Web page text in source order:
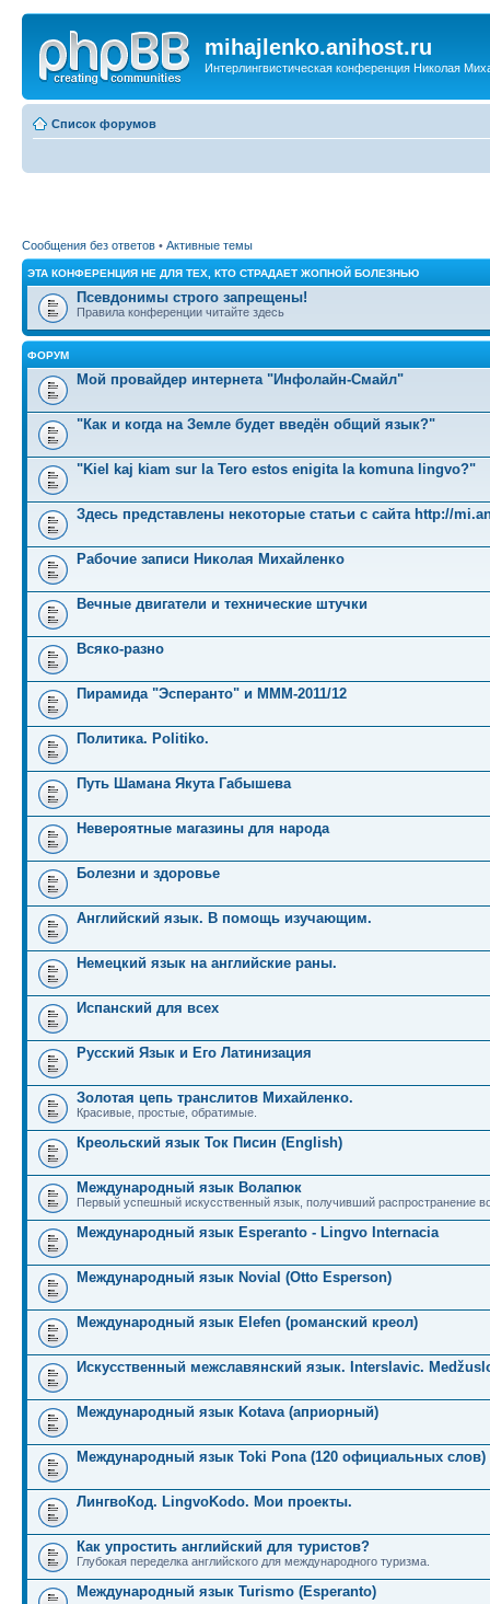
mihajlenko.anihost.ru
Интерлингвистическая конференция Николая
Список форумов
Сообщения без ответов • Активные темы
ЭТА КОНФЕРЕНЦИЯ НЕ ДЛЯ ТЕХ, КТО СТРАДАЕТ ЖОПНОЙ БОЛЕЗНЬЮ
Псевдонимы строго запрещены!
Правила конференции читайте здесь
ФОРУМ
Мой провайдер интернета "Инфолайн-Смайл"
"Как и когда на Земле будет введён общий язык?"
"Kiel kaj kiam sur la Tero estos enigita la komuna lingvo?"
Здесь представлены некоторые статьи с сайта http://
Рабочие записи Николая Михайленко
Вечные двигатели и технические штучки
Всяко-разно
Пирамида "Эсперанто" и MMM-2011/12
Политика. Politiko.
Путь Шамана Якута Габышева
Невероятные магазины для народа
Болезни и здоровье
Английский язык. В помощь изучающим.
Немецкий язык на английские раны.
Испанский для всех
Русский Язык и Его Латинизация
Золотая цепь транслитов Михайленко.
Красивые, простые, обратимые.
Креольский язык Ток Писин (English)
Международный язык Волапюк
Первый успешный искусственный язык, получивший распространение
Международный язык Esperanto - Lingvo Internacia
Международный язык Novial (Otto Esperson)
Международный язык Elefen (романский креол)
Искусственный межславянский язык. Interslavic.
Международный язык Kotava (априорный)
Международный язык Toki Pona (120 официальных слов)
ЛингвоКод. LingvoKodo. Мои проекты.
Как упростить английский для туристов?
Глубокая переделка английского для международного туризма.
Международный язык Turismo (Esperanto)